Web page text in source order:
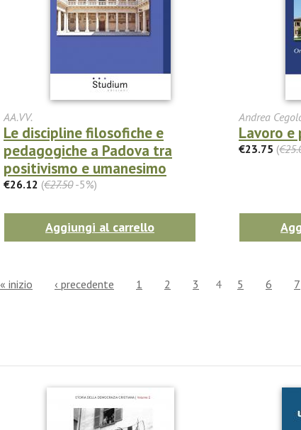
AA.VV.
Le discipline filosofiche e
pedagogiche a Padova tra
positivismo e umanesimo
€26.12 (€27.50-5%)
Aggiungi al carrello
Andrea
Lavoro e
€23.75 (
« inizio ‹ precedente 1 2 3 4 5 6 7